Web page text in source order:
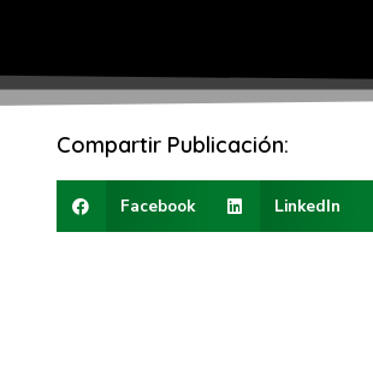
Compartir Publicación:
Facebook LinkedIn